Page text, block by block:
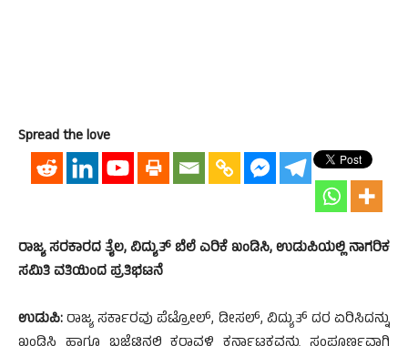
Spread the love
ರಾಜ್ಯ ಸರಕಾರದ ತೈಲ, ವಿದ್ಯುತ್ ಬೆಲೆ ಎರಿಕೆ ಖಂಡಿಸಿ, ಉಡುಪಿಯಲ್ಲಿ ನಾಗರಿಕ
ಸಮಿತಿ ವತಿಯಿಂದ ಪ್ರತಿಭಟನೆ
ಉಡುಪಿ:ರಾಜ್ಯ ಸರ್ಕಾರವು ಪೆಟ್ರೋಲ್, ಡೀಸಲ್, ವಿದ್ಯುತ್ ದರ ಏರಿಸಿದನ್ನು